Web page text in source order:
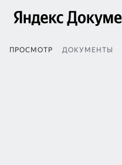
ПРОСМОТР ДОКУМЕНТЫ